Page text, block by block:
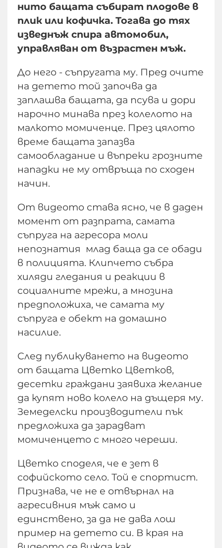
нито бащата събират плодове в
плик или кофичка. Тогава до тях
изведнъж спира автомобил,
управляван от възрастен мъж.
До него - съпругата му. Пред очите
на детето той започва да
заплашва бащата, да псува и дори
нарочно минава през колелото на
малкото момиченце. През цялото
време бащата запазва
самообладание и въпреки грозните
нападки не му отвръща по сходен
начин.
От видеото става ясно, че в даден
момент от разпрата, самата
съпруга на агресора моли
непознатия млад баща да се обади
в полицията. Клипчето събра
хиляди гледания и реакции в
социалните мрежи, а мнозина
предположиха, че самата му
съпруга е обект на домашно
насилие.
След публикуването на видеото
от бащата Цветко Цветков,
десетки граждани заявиха желание
да купят ново колело на дъщеря му.
Земеделски производители пък
предложиха да зарадват
момиченцето с много череши.
Цветко споделя, че е зет в
софийското село. Той е спортист.
Признава, че не е отвърнал на
агресивния мъж само и
единствено, за да не дава лош
пример на детето си. В края на